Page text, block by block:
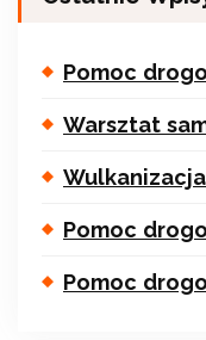
Pomoc
Warsztat
Pomoc
Pomoc